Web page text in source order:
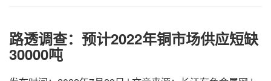
路透调查：预计2022年铜市场供应短缺
30000吨